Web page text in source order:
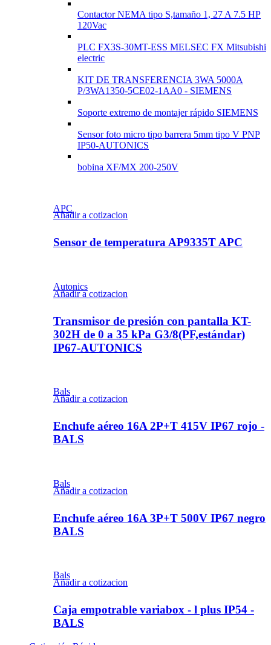
Contactor NEMA tipo S,tamaño 1, 27 A 7.5 HP
120Vac
PLC FX3S-30MT-ESS MELSEC FX Mitsubishi
electric
KIT DE TRANSFERENCIA 3WA 5000A
P/3WA1350-5CE02-1AA0 - SIEMENS
Soporte extremo de montajer rápido SIEMENS
Sensor foto micro tipo barrera 5mm tipo V PNP
IP50-AUTONICS
bobina XF/MX 200-250V
APC
Añadir a cotizacion
Sensor de temperatura AP9335T APC
Autonics
Añadir a cotizacion
Transmisor de presión con pantalla KT-
302H de 0 a 35 kPa G3/8(PF,estándar)
IP67-AUTONICS
Bals
Añadir a cotizacion
Enchufe aéreo 16A 2P+T 415V IP67 rojo -
BALS
Bals
Añadir a cotizacion
Enchufe aéreo 16A 3P+T 500V IP67 negro
BALS
Bals
Añadir a cotizacion
Caja empotrable variabox - l plus IP54 -
BALS